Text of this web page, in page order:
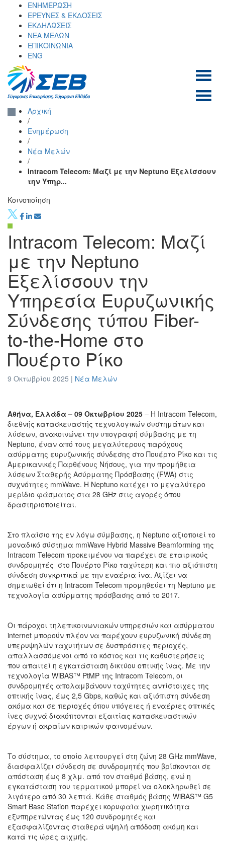
content
ΕΝΗΜΕΡΩΣΗ
ΕΡΕΥΝΕΣ & ΕΚΔΟΣΕΙΣ
ΕΚΔΗΛΩΣΕΙΣ
ΝΕΑ ΜΕΛΩΝ
ΕΠΙΚΟΙΝΩΝΙΑ
ENG
επιχειρήσεων και
βιομηχανιών
Αρχική
/
Ενημέρωση
/
Νέα Μελών
/
Intracom Telecom: Μαζί με την Neptuno Εξελίσσουν
την Υπηρ...
Κοινοποίηση
Intracom Telecom: Μαζί
με την Neptuno
Εξελίσσουν την
Υπηρεσία Ευρυζωνικής
Σύνδεσης τύπου Fiber-
to-the-Home στο
Πουέρτο Ρίκο
9 Οκτωβρίου 2025 | Νέα Μελών
Αθήνα, Ελλάδα – 09 Οκτωβρίου 2025 – Η Intracom Telecom,
διεθνής κατασκευαστής τεχνολογικών συστημάτων και
λύσεων, ανακοινώνει την υπογραφή σύμβασης με τη
Neptuno, έναν από τους μεγαλύτερους παρόχους
ασύρματης ευρυζωνικής σύνδεσης στο Πουέρτο Ρίκο και τις
Αμερικανικές Παρθένους Νήσους, για την προμήθεια
λύσεων Σταθερής Ασύρματης Πρόσβασης (FWA) στις
συχνότητες mmWave. Η Neptuno κατέχει το μεγαλύτερο
μερίδιο φάσματος στα 28 GHz στις αγορές όπου
δραστηριοποιείται.
Στο πλαίσιο της εν λόγω σύμβασης, η Neptuno αξιοποιεί το
μοναδικό σύστημα mmWave Hybrid Massive Beamforming της
Intracom Telecom προκειμένου να παρέχει σε εταιρικούς
συνδρομητές στο Πουέρτο Ρίκο ταχύτερη και πιο αξιόπιστη
σύνδεση συγκριτικά με την εναέρια ίνα. Αξίζει να
σημειωθεί ότι η Intracom Telecom προμηθεύει τη Neptuno με
τεχνολογία ασύρματης πρόσβασης από το 2017.
Οι πάροχοι τηλεπικοινωνιακών υπηρεσιών και ασύρματου
internet μπορούν πλέον να παρέχουν ευρυζωνική σύνδεση
υπερυψηλών ταχυτήτων σε δυσπρόσιτες περιοχές,
απαλλασσόμενοι από το κόστος και τις καθυστερήσεις
που απαιτεί η εγκατάσταση δικτύου οπτικής ίνας. Με την
τεχνολογία WiBAS™ PtMP της Intracom Telecom, οι
συνδρομητές απολαμβάνουν ταχύτητες αντίστοιχες της
οπτικής ίνας, έως 2,5 Gbps, καθώς και αξιόπιστη σύνδεση
ακόμα και σε περιοχές όπου υπόγειες ή εναέριες οπτικές
ίνες συχνά διακόπτονται εξαιτίας κατασκευαστικών
έργων ή ακραίων καιρικών φαινομένων.
Το σύστημα, το οποίο λειτουργεί στη ζώνη 28 GHz mmWave,
διασφαλίζει σύνδεση σε συνδρομητές που βρίσκονται σε
απόσταση έως 8 χλμ. από τον σταθμό βάσης, ενώ η
εγκατάσταση του τερματικού μπορεί να ολοκληρωθεί σε
λιγότερο από 30 λεπτά. Κάθε σταθμός βάσης WiBAS™ G5
Smart Base Station παρέχει κορυφαία χωρητικότητα
εξυπηρετώντας έως 120 συνδρομητές και
εξασφαλίζοντας σταθερά υψηλή απόδοση ακόμη και
κατά τις ώρες αιχμής.